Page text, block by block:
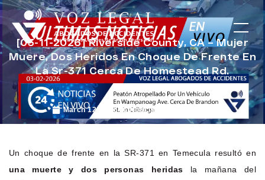
[03-11-2026] Riverside County, CA – Mujer
Muere, Dos Heridos En Choque De Frente En
La Sr-371 Cerca De Homestead Rd.
March 12, 2026 Noticias de Accidentes
Un choque de frente en la SR-371 en Temecula resultó en
una muerte y dos personas heridas la mañana del